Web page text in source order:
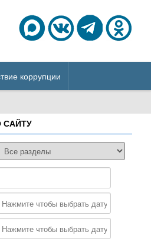
коррупции
САЙТУ